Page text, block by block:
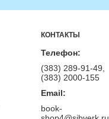
КОНТАКТЫ
Телефон:
(383) 289-91-49,
(383) 2000-155
Email:
book-